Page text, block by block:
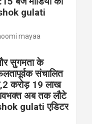
gulati
mayaa
और सुगमता के
संचालित
करोड़ 19 लाख
अब तक लौटे
gulati एडिटर